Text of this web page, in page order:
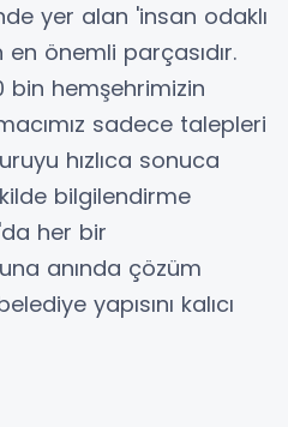
yer alan 'insan odaklı
önemli parçasıdır.
bin hemşehrimizin
sadece talepleri
hızlıca sonuca
bilgilendirme
her bir
anında çözüm
yapısını kalıcı